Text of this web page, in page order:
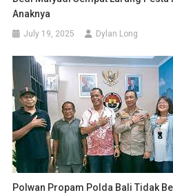
Anaknya
July 19, 2025 Dylan Long
Polwan Propam Polda Bali Tidak